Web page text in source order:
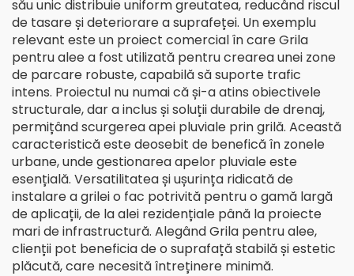
său unic distribuie uniform greutatea, reducând riscul
de tasare și deteriorare a suprafeței. Un exemplu
relevant este un proiect comercial în care Grila
pentru alee a fost utilizată pentru crearea unei zone
de parcare robuste, capabilă să suporte trafic
intens. Proiectul nu numai că și-a atins obiectivele
structurale, dar a inclus și soluții durabile de drenaj,
permițând scurgerea apei pluviale prin grilă. Această
caracteristică este deosebit de benefică în zonele
urbane, unde gestionarea apelor pluviale este
esențială. Versatilitatea și ușurința ridicată de
instalare a grilei o fac potrivită pentru o gamă largă
de aplicații, de la alei rezidențiale până la proiecte
mari de infrastructură. Alegând Grila pentru alee,
clienții pot beneficia de o suprafață stabilă și estetic
plăcută, care necesită întreținere minimă.